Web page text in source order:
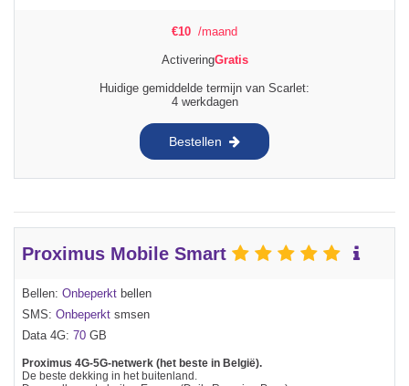
€10 /maand
ActiveringGratis
Huidige gemiddelde termijn van Scarlet:
4 werkdagen
Bestellen
Proximus Mobile Smart
Bellen: Onbeperkt bellen
SMS: Onbeperkt smsen
Data 4G: 70 GB
Proximus 4G-5G-netwerk (het beste in België).
De beste dekking in het buitenland.